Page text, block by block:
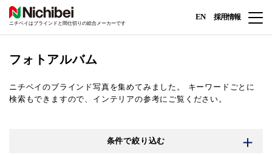
ニチベイはブラインドと間仕切りの総合メーカーです
EN 採用情報
フォトアルバム
ニチベイのブラインド写真を集めてみました。
キーワードごとに
検索もできますので、インテリアの参考にご覧ください。
条件で絞り込む